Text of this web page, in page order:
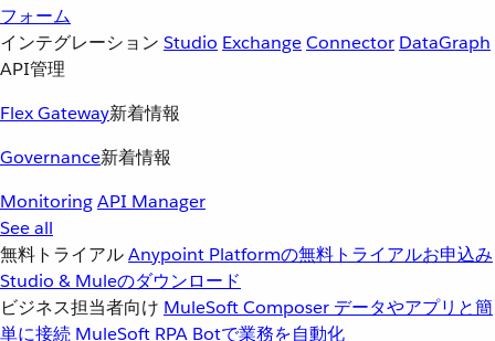
フォーム
インテグレーション Studio ExchangeConnector DataGraph
API管理
Flex Gateway新着情報
Governance新着情報
MonitoringAPI Manager
See all
無料トライアルAnypoint Platformの無料トライアルお申込み
Studio & Muleのダウンロード
ビジネス担当者向け MuleSoft Composer データやアプリと簡
単に接続 MuleSoft RPA Botで業務を自動化